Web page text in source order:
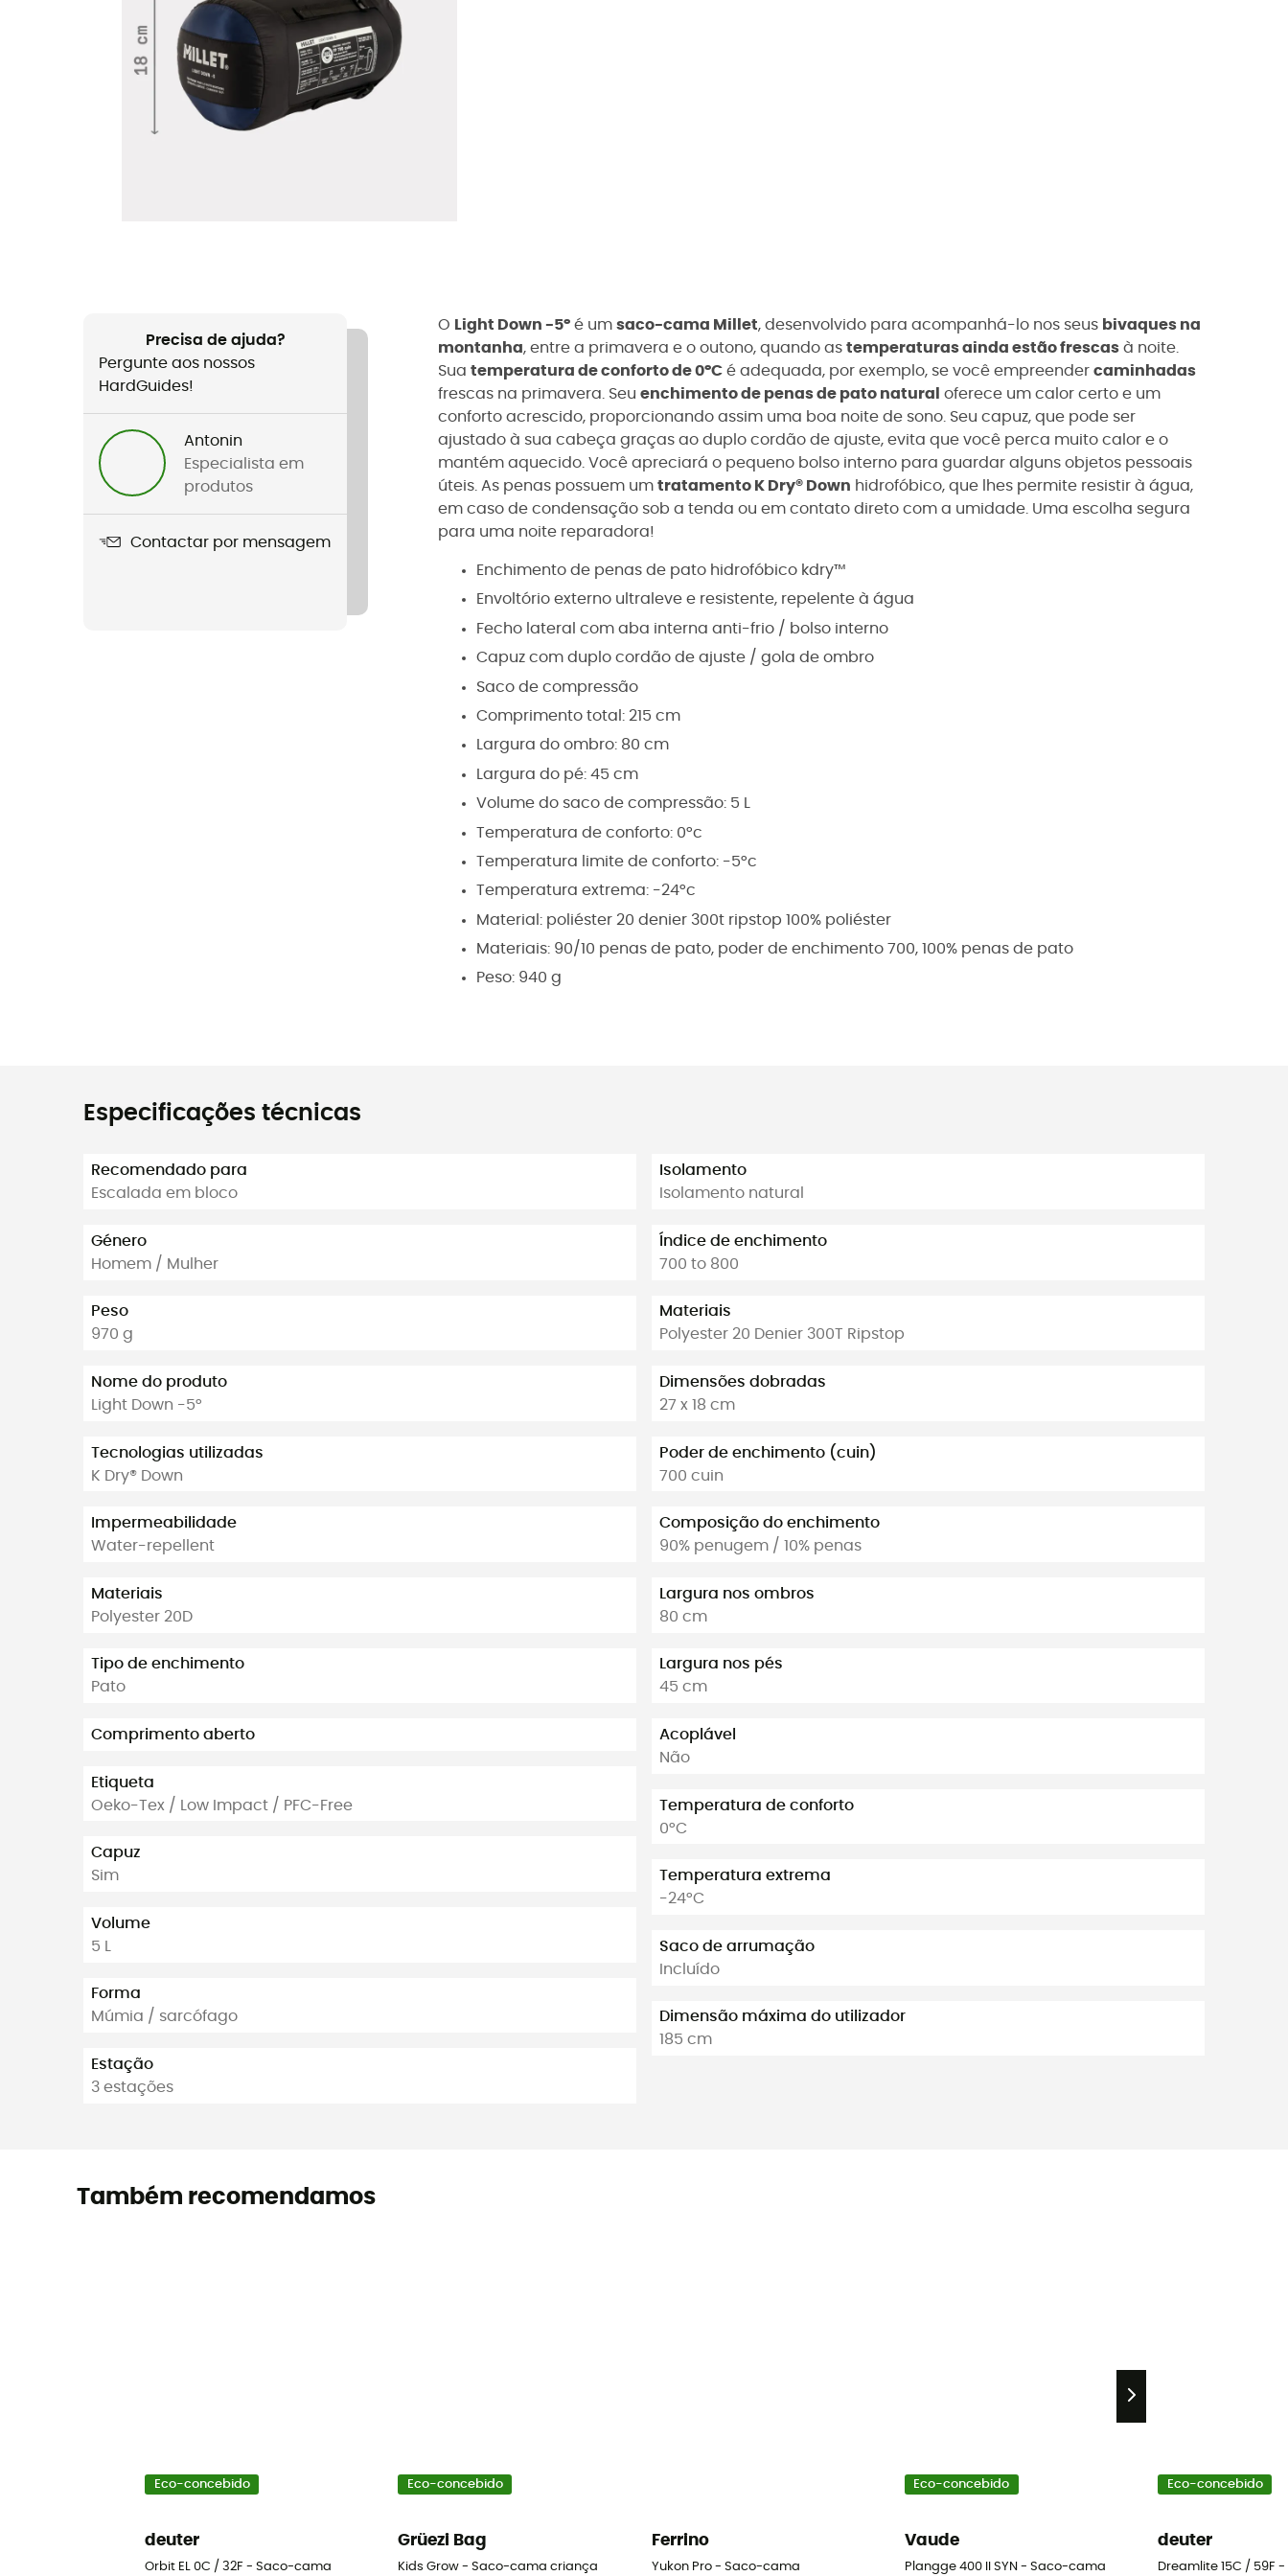
Precisa de ajuda?
Pergunte aos nossos
HardGuides!
Antonin
Especialista em
produtos
Contactar por mensagem
O Light Down -5° é um saco-cama Millet, desenvolvido para acompanhá-lo nos seus bivaques na
montanha, entre a primavera e o outono, quando as temperaturas ainda estão frescas à noite.
Sua temperatura de conforto de 0°C é adequada, por exemplo, se você empreender caminhadas
frescas na primavera. Seu enchimento de penas de pato natural
oferece um calor certo e um
conforto acrescido, proporcionando assim uma boa noite de sono. Seu capuz, que pode ser
ajustado à sua cabeça graças ao duplo cordão de ajuste, evita que você perca muito calor e o
mantém aquecido. Você apreciará o pequeno bolso interno para guardar alguns objetos pessoais
úteis. As penas possuem um tratamento K Dry® Down hidrofóbico, que lhes permite resistir à água,
em caso de condensação sob a tenda ou em contato direto com a umidade. Uma escolha segura
para uma noite reparadora!
Enchimento de penas de pato hidrofóbico kdry™
Envoltório externo ultraleve e resistente, repelente à água
Fecho lateral com aba interna anti-frio / bolso interno
Capuz com duplo cordão de ajuste / gola de ombro
Saco de compressão
Comprimento total: 215 cm
Largura do ombro: 80 cm
Largura do pé: 45 cm
Volume do saco de compressão: 5 L
Temperatura de conforto: 0°c
Temperatura limite de conforto: -5°c
Temperatura extrema: -24°c
Material: poliéster 20 denier 300t ripstop 100% poliéster
Materiais: 90/10 penas de pato, poder de enchimento 700, 100% penas de pato
Peso: 940 g
Especificações técnicas
Recomendado para
Escalada em bloco
Género
Homem / Mulher
Peso
970 g
Nome do produto
Light Down -5°
Tecnologias utilizadas
K Dry® Down
Impermeabilidade
Water-repellent
Materiais
Polyester 20D
Tipo de enchimento
Pato
Comprimento aberto
Etiqueta
Oeko-Tex / Low Impact / PFC-Free
Capuz
Sim
Volume
5 L
Forma
Múmia / sarcófago
Estação
3 estações
Isolamento
Isolamento natural
Índice de enchimento
700 to 800
Materiais
Polyester 20 Denier 300T Ripstop
Dimensões dobradas
27 x 18 cm
Poder de enchimento (cuin)
700 cuin
Composição do enchimento
90% penugem / 10% penas
Largura nos ombros
80 cm
Largura nos pés
45 cm
Acoplável
Não
Temperatura de conforto
0°C
Temperatura extrema
-24°C
Saco de arrumação
Incluído
Dimensão máxima do utilizador
185 cm
Também recomendamos
Eco-concebido
deuter
Orbit EL 0C / 32F - Saco-cama
Eco-concebido
Grüezi Bag
Kids Grow - Saco-cama criança
Ferrino
Yukon Pro - Saco-cama
Eco-concebido
Vaude
Plangge 400 II SYN - Saco-cama
Eco-concebido
deuter
Dreamlite 15C / 59F